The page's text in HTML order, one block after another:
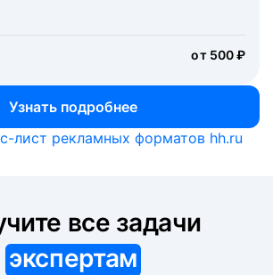
от 500 ₽
Узнать подробнее
лист рекламных форматов hh.ru
экспертам